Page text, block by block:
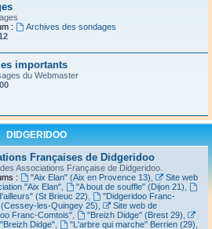
:
Archives des sondages
importants
du Webmaster
DIDGERIDOO
Françaises de Didgeridoo
Associations Française de Didgeridoo.
:
"Aix Elan" (Aix en Provence 13)
Site web
"Aix Elan"
"A bout de souffle" (Dijon 21)
(St Brieuc 22)
"Didgeridoo Franc-
les-Quingey 25)
Site web de
Franc-Comtois"
"Breizh Didge" (Brest 29)
Didge"
"L'arbre qui marche" Berrien (29)